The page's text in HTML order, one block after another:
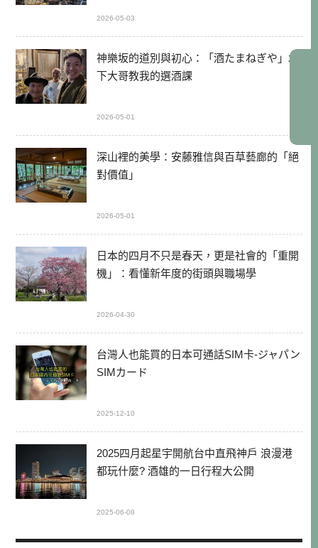
2026-05-03
神樂坂的道別與初心：「酒たまねぎや」木
下大哥教我的選酒課
2026-05-01
深山裡的美學：安藤雅信與百草藝廊的「絕
對價值」
2026-05-01
日本的四月不只是春天，更是社會的「重開
機」：看懂新年度的街頭與職場學
2026-04-30
台灣人也能買的日本可通話SIM卡-ジャパン
SIMカード
2025-12-10
2025四月起星宇開航台中直飛神戶 浪漫港
都玩什麼? 酒雄的一日行程大公開
2025-06-08